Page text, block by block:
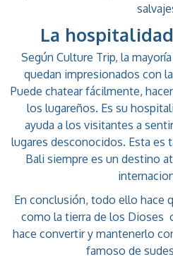
La
Según Culture Trip, la
quedan impresionados con
Puede chatear fácilmente,
los lugareños. Es su
ayuda a los visitantes a
lugares desconocidos. Esta es
Bali siempre es un destino
En conclusión, todo ello hace
como la tierra de los Dioses
hace convertir y mantenerlo
famoso de